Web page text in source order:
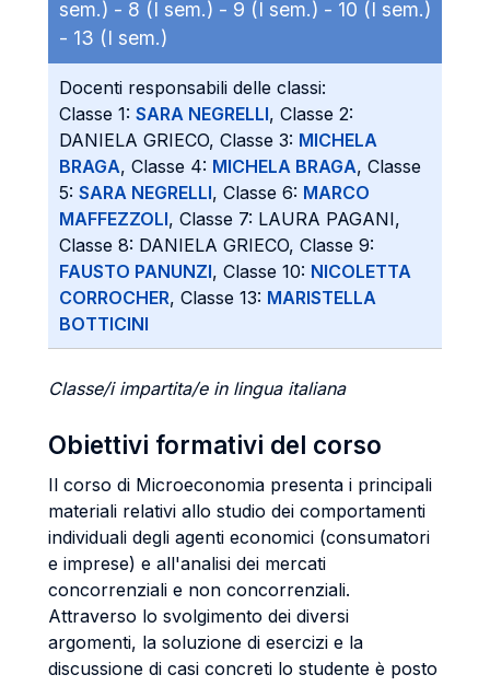
sem.) - 8 (I sem.) - 9 (I sem.) - 10 (I sem.)
- 13 (I sem.)
Docenti responsabili delle classi:
Classe 1: SARA NEGRELLI, Classe 2:
DANIELA GRIECO, Classe 3: MICHELA
BRAGA, Classe 4: MICHELA BRAGA, Classe
5: SARA NEGRELLI, Classe 6: MARCO
MAFFEZZOLI, Classe 7: LAURA PAGANI,
Classe 8: DANIELA GRIECO, Classe 9:
FAUSTO PANUNZI, Classe 10: NICOLETTA
CORROCHER, Classe 13: MARISTELLA
BOTTICINI
Classe/i impartita/e in lingua italiana
Obiettivi formativi del corso
Il corso di Microeconomia presenta i principali
materiali relativi allo studio dei comportamenti
individuali degli agenti economici (consumatori
e imprese) e all'analisi dei mercati
concorrenziali e non concorrenziali.
Attraverso lo svolgimento dei diversi
argomenti, la soluzione di esercizi e la
discussione di casi concreti lo studente è posto